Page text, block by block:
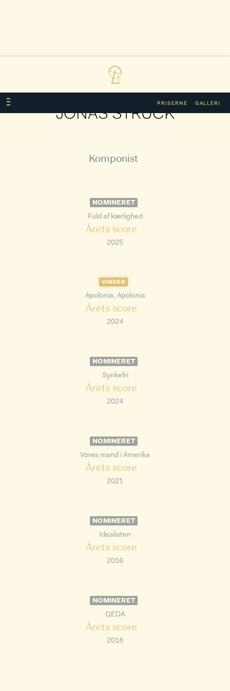
PRISERNE GALLERI
JONAS STRUCK
Komponist
NOMINERET
Fuld af kærlighed
Årets score
2025
VINDER
Apolonia, Apolonia
Årets score
2024
NOMINERET
Synkefri
Årets score
2024
NOMINERET
Vores mand i Amerika
Årets score
2021
NOMINERET
Idealisten
Årets score
2016
NOMINERET
QEDA
Årets score
2018